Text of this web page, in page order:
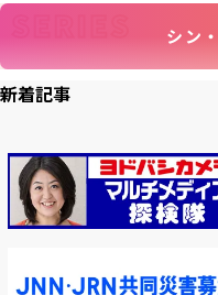
天気
投稿 ショッピン
後援依頼申請について
シン
新着記事